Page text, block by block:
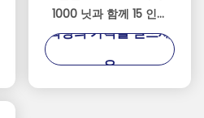
1000 닛과 함께 15 인치
산업용 IP67 완전 방수 터
최상의 가격을 얻으세
요